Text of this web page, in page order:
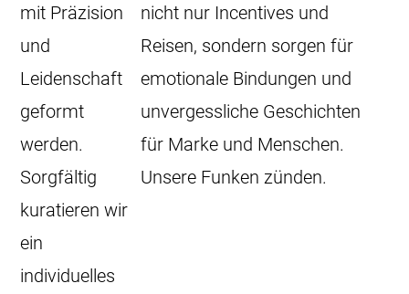
mit Präzision
und
Leidenschaft
geformt
werden.
Sorgfältig
kuratieren wir
ein
individuelles
nicht nur Incentives und
Reisen, sondern sorgen für
emotionale Bindungen und
unvergessliche Geschichten
für Marke und Menschen.
Unsere Funken zünden.